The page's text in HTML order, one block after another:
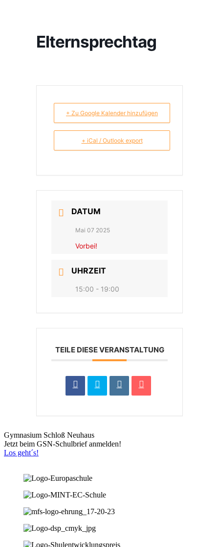
Elternsprechtag
+ Zu Google Kalender hinzufügen
+ iCal / Outlook export
DATUM
Mai 07 2025
Vorbei!
UHRZEIT
15:00 - 19:00
TEILE DIESE VERANSTALTUNG
Gymnasium Schloß Neuhaus
Jetzt beim GSN-Schulbrief anmelden!
Los geht´s!